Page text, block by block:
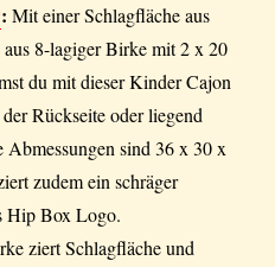
: Mit einer Schlagfläche aus
8-lagiger Birke mit 2 x 20
du mit dieser Kinder Cajon
Rückseite oder liegend
sind 36 x 30 x
zudem ein schräger
Hip Box Logo.
ziert Schlagfläche und